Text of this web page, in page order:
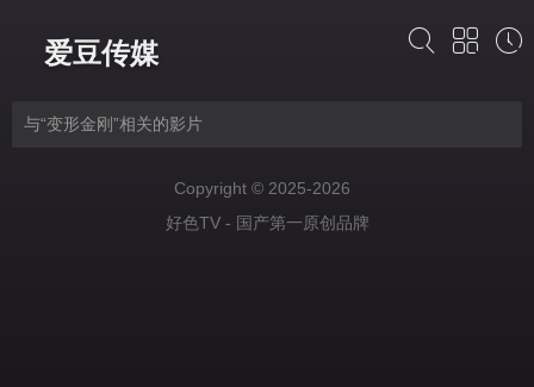
爱豆传媒
与“变形金刚”相关的影片
Copyright © 2025-2026
好色TV - 国产第一原创品牌